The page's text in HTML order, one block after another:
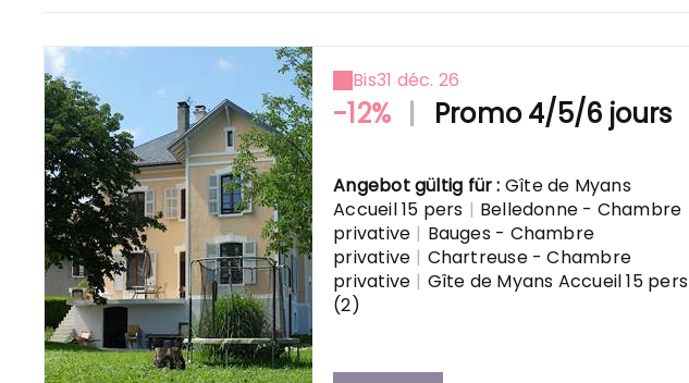
Bis31 déc. 26
-12% | Promo 4/5/6 jours
Angebot gültig für : Gîte de Myans
Accueil 15 pers | Belledonne - Chambre
privative | Bauges - Chambre
privative | Chartreuse - Chambre
privative | Gîte de Myans Accueil 15 pers
(2)